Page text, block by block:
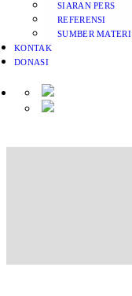
SIARAN PERS
REFERENSI
SUMBER MATERI
KONTAK
DONASI